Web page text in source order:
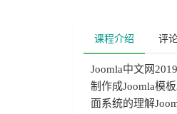
课程介绍 评
Joomla中文网
制作成Joomla模
面系统的理解